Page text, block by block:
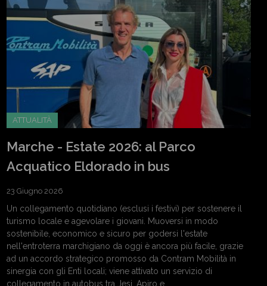
ATTUALITÀ
Marche - Estate 2026: al Parco
Acquatico Eldorado in bus
23 Giugno 2026
Un collegamento quotidiano (esclusi i festivi) per sostenere il
turismo locale e agevolare i giovani. Muoversi in modo
sostenibile, economico e sicuro per godersi l'estate
nell'entroterra marchigiano da oggi è ancora più facile, grazie
ad un accordo strategico promosso da Contram Mobilità in
sinergia con gli Enti locali; viene attivato un servizio di
collegamento in autobus tra Jesi, Apiro e...